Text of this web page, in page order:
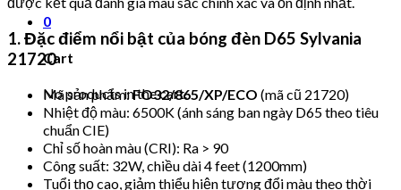
0
Cart
No products in the cart.
1. Đặc điểm nổi bật của bóng đèn D65 Sylvania
21720
Mã sản phẩm:FO32/865/XP/ECO (mã cũ 21720)
Nhiệt độ màu: 6500K (ánh sáng ban ngày D65 theo tiêu
chuẩn CIE)
Chỉ số hoàn màu (CRI): Ra > 90
Công suất: 32W, chiều dài 4 feet (1200mm)
Tuổi thọ cao, giảm thiểu hiện tượng đổi màu theo thời